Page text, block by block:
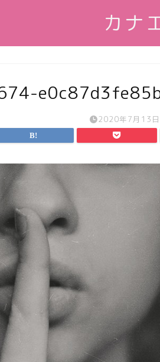
カナ
2020年7月13日